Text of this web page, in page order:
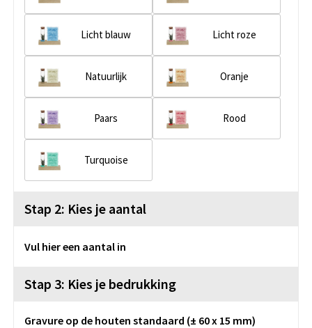
Licht blauw Licht roze
Natuurlijk Oranje
Paars Rood
Turquoise
Stap 2: Kies je aantal
Vul hier een aantal in
Stap 3: Kies je bedrukking
Gravure op de houten standaard (± 60 x 15 mm)